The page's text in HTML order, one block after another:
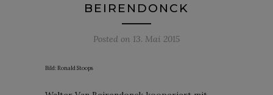
BEIRENDONCK
Posted on 13. Mai 2015
Bild: Ronald Stoops